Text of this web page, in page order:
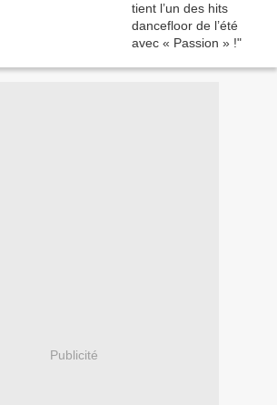
Publicité